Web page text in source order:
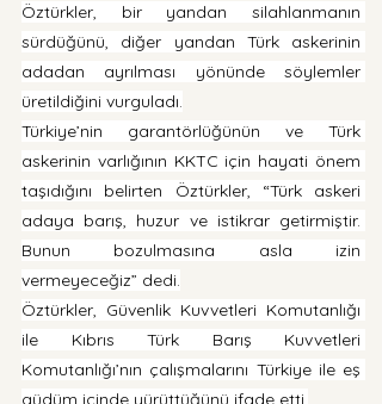
Öztürkler, bir yandan silahlanmanın
sürdüğünü, diğer yandan Türk askerinin
adadan ayrılması yönünde söylemler
üretildiğini vurguladı.
Türkiye’nin garantörlüğünün ve Türk
askerinin varlığının KKTC için hayati önem
taşıdığını belirten Öztürkler, “Türk askeri
adaya barış, huzur ve istikrar getirmiştir.
Bunun bozulmasına asla izin
vermeyeceğiz” dedi.
Öztürkler, Güvenlik Kuvvetleri Komutanlığı
ile Kıbrıs Türk Barış Kuvvetleri
Komutanlığı’nın çalışmalarını Türkiye ile eş
güdüm içinde yürüttüğünü ifade etti.